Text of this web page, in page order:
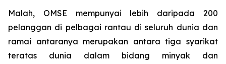
Malah, OMSE mempunyai lebih daripada 200
pelanggan di pelbagai rantau di seluruh dunia dan
ramai antaranya merupakan antara tiga syarikat
teratas dunia dalam bidang minyak dan